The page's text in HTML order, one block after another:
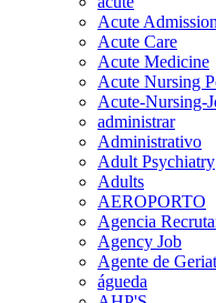
Acute
Acute Care
Acute Medicine
Acute Nursing
Acute-Nursing-
administrar
Administrativo
Adult Psychiatry
Adults
AEROPORTO
Agencia
Agency Job
Agente de
águeda